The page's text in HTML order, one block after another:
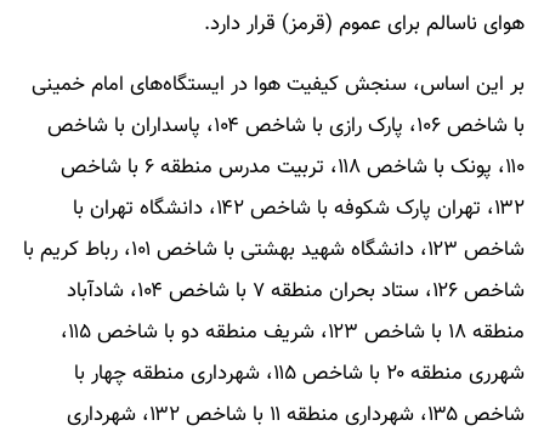
هوای ناسالم برای عموم (قرمز) قرار دارد.
بر این اساس، سنجش کیفیت هوا در ایستگاه‌های امام خمینی
با شاخص ۱۰۶، پارک رازی با شاخص ۱۰۴، پاسداران با شاخص
۱۱۰، پونک با شاخص ۱۱۸، تربیت مدرس منطقه ۶ با شاخص
۱۳۲، تهران پارک شکوفه با شاخص ۱۴۲، دانشگاه تهران با
شاخص ۱۲۳، دانشگاه شهید بهشتی با شاخص ۱۰۱، رباط کریم با
شاخص ۱۲۶، ستاد بحران منطقه ۷ با شاخص ۱۰۴، شادآباد
منطقه ۱۸ با شاخص ۱۲۳، شریف منطقه دو با شاخص ۱۱۵،
شهرری منطقه ۲۰ با شاخص ۱۱۵، شهرداری منطقه چهار با
شاخص ۱۳۵، شهرداری منطقه ۱۱ با شاخص ۱۳۲، شهرداری